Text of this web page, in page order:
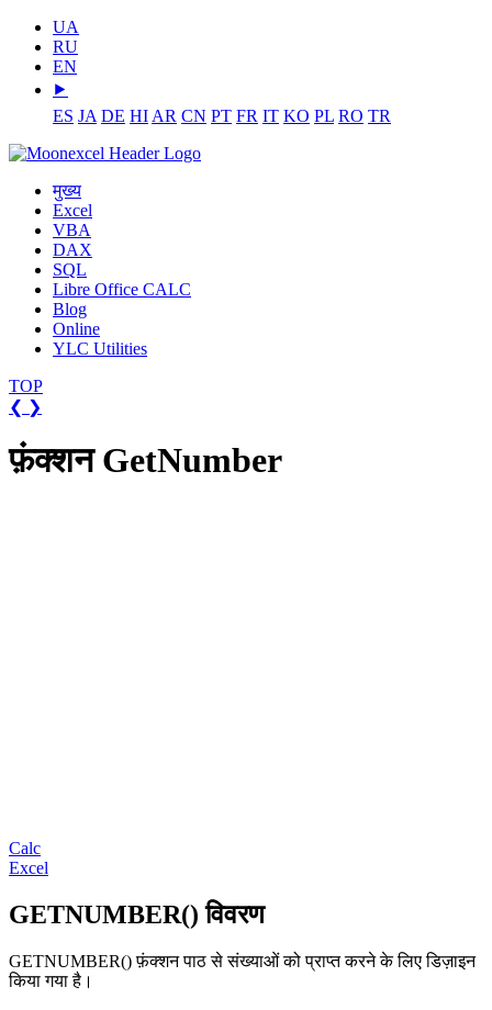
UA
RU
EN
⯈
ES JA DE HI AR CN PT FR IT KO PL RO TR
मुख्य
Excel
VBA
DAX
SQL
Libre Office CALC
Blog
Online
YLC Utilities
TOP
❮ ❯
फ़ंक्शन GetNumber
Calc
Excel
GETNUMBER() विवरण
GETNUMBER() फ़ंक्शन पाठ से संख्याओं को प्राप्त करने के लिए डिज़ाइन
किया गया है।